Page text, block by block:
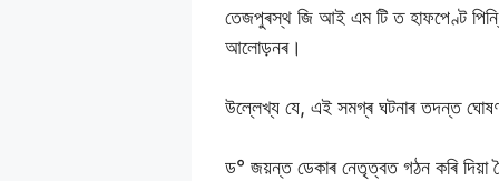
তেজপুৰস্থ জি আই এম টি ত হাফপেণ্ট পিন্ধি
আলোড়নৰ।
উল্লেখ্য যে, এই সমগ্ৰ ঘটনাৰ তদন্ত
ড° জয়ন্ত ডেকাৰ নেতৃত্বত গঠন কৰি দিয়া